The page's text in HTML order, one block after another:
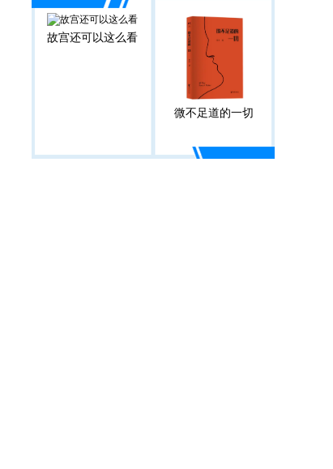
故宫还可以这么看
微不足道的一切